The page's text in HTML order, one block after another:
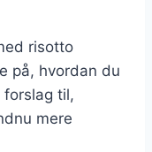
risotto
på, hvordan du
forslag til,
mere